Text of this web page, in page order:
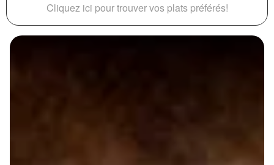
Cliquez ici pour trouver vos plats préférés!